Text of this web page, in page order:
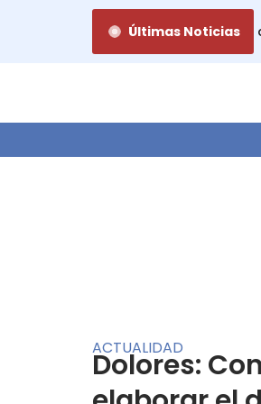
Últimas Noticias
de la lactancia: la
ACTUALIDAD
Dolores: